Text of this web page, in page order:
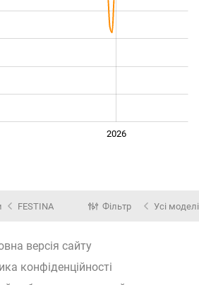
2026
FESTINA Фільтр Усі моделі
версія сайту
конфіденційності